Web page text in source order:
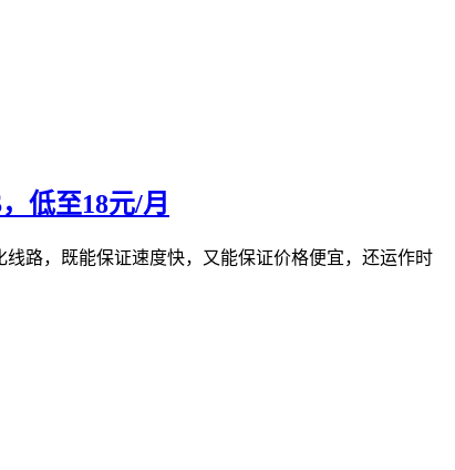
低至18元/月
路，既能保证速度快，又能保证价格便宜，还运作时